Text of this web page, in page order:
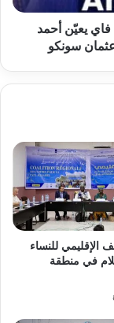
يعيّن أحمد
عثمان سونكو
الإقليمي للنساء
في منطقة